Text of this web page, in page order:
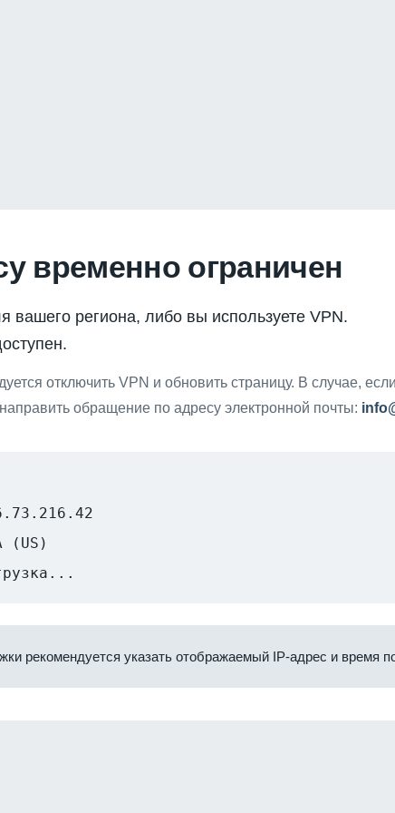
временно ограничен
вашего региона, либо вы используете VPN.
отключить VPN и обновить страницу. В случае,
обращение по адресу электронной почты:
(US)
рекомендуется указать отображаемый IP-адрес и время